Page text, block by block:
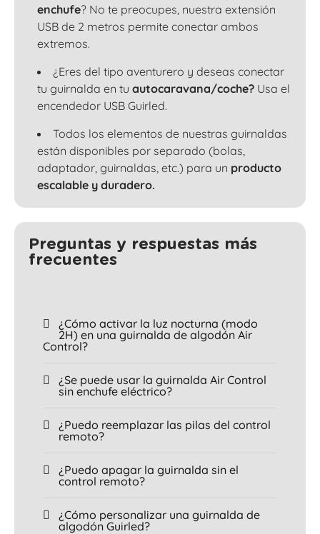
enchufe? No te preocupes, nuestra extensión
USB de 2 metros permite conectar ambos
extremos.
¿Eres del tipo aventurero y deseas conectar
tu guirnalda en tu autocaravana/coche? Usa el
encendedor USB Guirled.
Todos los elementos de nuestras guirnaldas
están disponibles por separado (bolas,
adaptador, guirnaldas, etc.) para un producto
escalable y duradero.
Preguntas y respuestas más
frecuentes
¿Cómo activar la luz nocturna (modo
2H) en una guirnalda de algodón Air
Control?
¿Se puede usar la guirnalda Air Control
sin enchufe eléctrico?
¿Puedo reemplazar las pilas del control
remoto?
¿Puedo apagar la guirnalda sin el
control remoto?
¿Cómo personalizar una guirnalda de
algodón Guirled?